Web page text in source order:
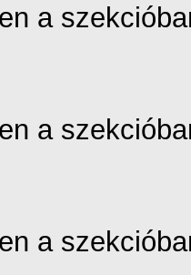
a
a
a